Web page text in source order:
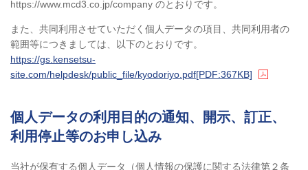
https://www.mcd3.co.jp/company のとおりです。
また、共同利用させていただく個人データの項目、共同利用者の
範囲等につきましては、以下のとおりです。
https://gs.kensetsu-
site.com/helpdesk/public_file/kyodoriyo.pdf[PDF:367KB]
個人データの利用目的の通知、開示、訂正、
利用停止等のお申し込み
当社が保有する個人データ（個人情報の保護に関する法律第２条